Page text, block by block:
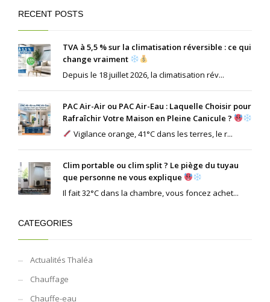
RECENT POSTS
TVA à 5,5 % sur la climatisation réversible : ce qui
change vraiment
Depuis le 18 juillet 2026, la climatisation rév...
PAC Air-Air ou PAC Air-Eau : Laquelle Choisir pour
Rafraîchir Votre Maison en Pleine Canicule ?
Vigilance orange, 41°C dans les terres, le r...
Clim portable ou clim split ? Le piège du tuyau
que personne ne vous explique
Il fait 32°C dans la chambre, vous foncez achet...
CATEGORIES
Actualités Thaléa
Chauffage
Chauffe-eau